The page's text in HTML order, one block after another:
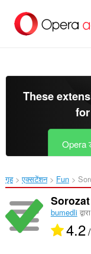
सामग्री
These
Opera
गृह एक्सटेंशन Fun
bumedli द्वारा
4.2